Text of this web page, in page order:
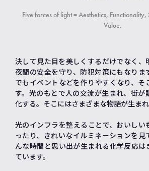
Five forces of light = Aesthetics,
Value.
決して見た目を美しくするだけでなく、
夜間の安全を守り、防犯対策にもなりま
でもイベントなどを作りやすくなり、そ
す。光のもとで人の交流が生まれ、街が
化する。そこにはさまざまな物語が生まれ
光のインフラを整えることで、おいしい
ったり、きれいなイルミネーションを見
んな時間と思い出が生まれる化学反応は
ています。